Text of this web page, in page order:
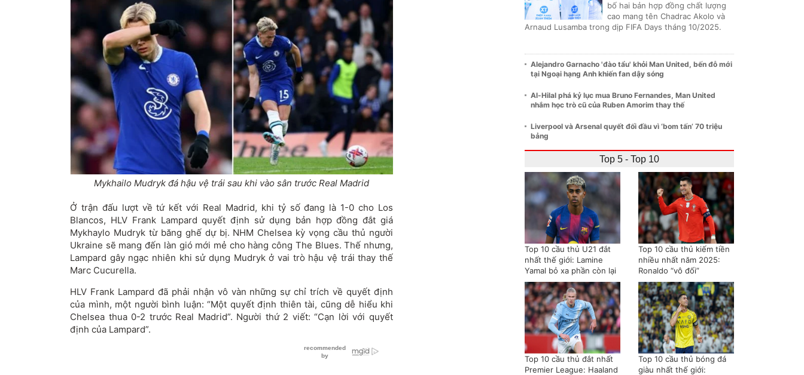
Mykhailo Mudryk đá hậu vệ trái sau khi vào sân trước Real Madrid
Ở trận đấu lượt về tứ kết với Real Madrid, khi tỷ số đang là 1-0 cho Los
Blancos, HLV Frank Lampard quyết định sử dụng bản hợp đồng đắt giá
Mykhaylo Mudryk từ băng ghế dự bị. NHM Chelsea kỳ vọng cầu thủ người
Ukraine sẽ mang đến làn gió mới mẻ cho hàng công The Blues. Thế nhưng,
Lampard gây ngạc nhiên khi sử dụng Mudryk ở vai trò hậu vệ trái thay thế
Marc Cucurella.
HLV Frank Lampard đã phải nhận vô vàn những sự chỉ trích về quyết định
của mình, một người bình luận: “Một quyết định thiên tài, cũng dễ hiểu khi
Chelsea thua 0-2 trước Real Madrid”. Người thứ 2 viết: “Cạn lời với quyết
định của Lampard”.
bố hai bản hợp đồng chất lượng
cao mang tên Chadrac Akolo và
Arnaud Lusamba trong dịp FIFA Days tháng 10/2025.
Alejandro Garnacho 'đào tẩu' khỏi Man United, bến đỗ mới
tại Ngoại hạng Anh khiến fan dậy sóng
Al-Hilal phá kỷ lục mua Bruno Fernandes, Man United
nhắm học trò cũ của Ruben Amorim thay thế
Liverpool và Arsenal quyết đối đầu vì ‘bom tấn’ 70 triệu
bảng
Top 5 - Top 10
Top 10 cầu thủ U21 đắt
nhất thế giới: Lamine
Yamal bỏ xa phần còn lại
Top 10 cầu thủ kiếm tiền
nhiều nhất năm 2025:
Ronaldo “vô đối”
Top 10 cầu thủ đắt nhất
Premier League: Haaland
Top 10 cầu thủ bóng đá
giàu nhất thế giới: